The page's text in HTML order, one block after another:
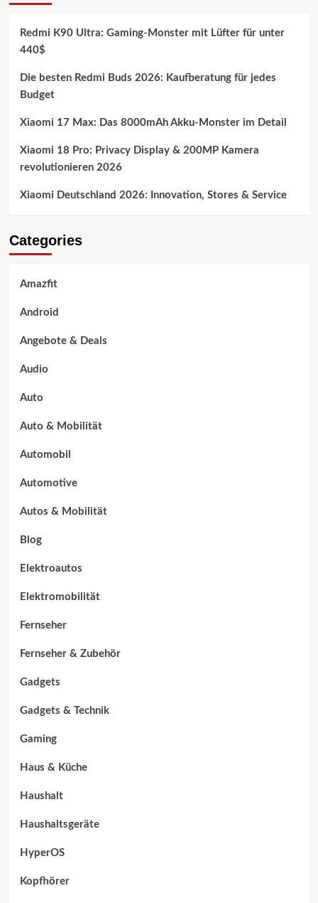
Redmi K90 Ultra: Gaming-Monster mit Lüfter für unter
440$
Die besten Redmi Buds 2026: Kaufberatung für jedes
Budget
Xiaomi 17 Max: Das 8000mAh Akku-Monster im Detail
Xiaomi 18 Pro: Privacy Display & 200MP Kamera
revolutionieren 2026
Xiaomi Deutschland 2026: Innovation, Stores & Service
Categories
Amazfit
Android
Angebote & Deals
Audio
Auto
Auto & Mobilität
Automobil
Automotive
Autos & Mobilität
Blog
Elektroautos
Elektromobilität
Fernseher
Fernseher & Zubehör
Gadgets
Gadgets & Technik
Gaming
Haus & Küche
Haushalt
Haushaltsgeräte
HyperOS
Kopfhörer